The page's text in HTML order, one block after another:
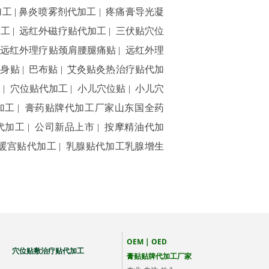
|鼻炎喷雾剂代加工 |疼痛膏导光凝
|远红外磁疗贴代加工 | 三伏贴穴位
远红外理疗贴颈肩腰腿痛贴 | 远红外理
贴| 巴布贴 | 艾灸贴灸热治疗贴代加
| 穴位贴代加工 | 小儿穴位贴 | 小儿穴
工 | 膏药贴牌代加工厂家山东国全药
加工 |公司新品上市 |按摩精油代加
宫贴代加工 | 乳腺贴代加工乳腺增生
OEM | OED
膏贴贴牌代加工厂家
位贴敷治疗贴代加工